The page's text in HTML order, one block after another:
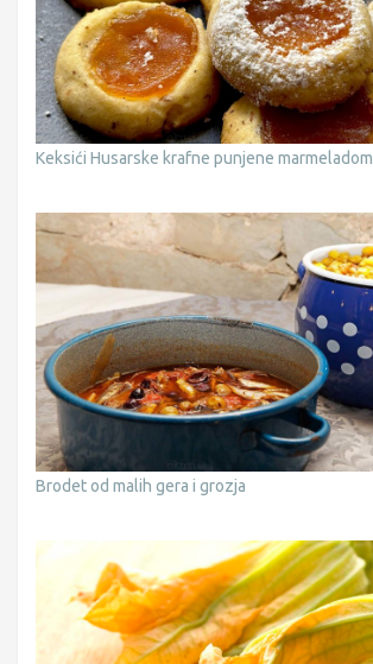
Keksići Husarske krafne punjene marmeladom
Brodet od malih gera i grozja